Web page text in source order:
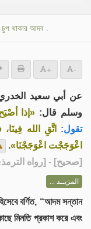
থাকার আদব.
+ -
عن أبي سعيد
وسلم قال: «إذا
تقول: اتَّقِ الله
اعْوَجَجْت اعْوَجَجْنَا».
[صحيح] - [رواه
المزيــد ...
বর্ণিত, “আদম সন্তান
মিনতি প্রকাশ করে এবং